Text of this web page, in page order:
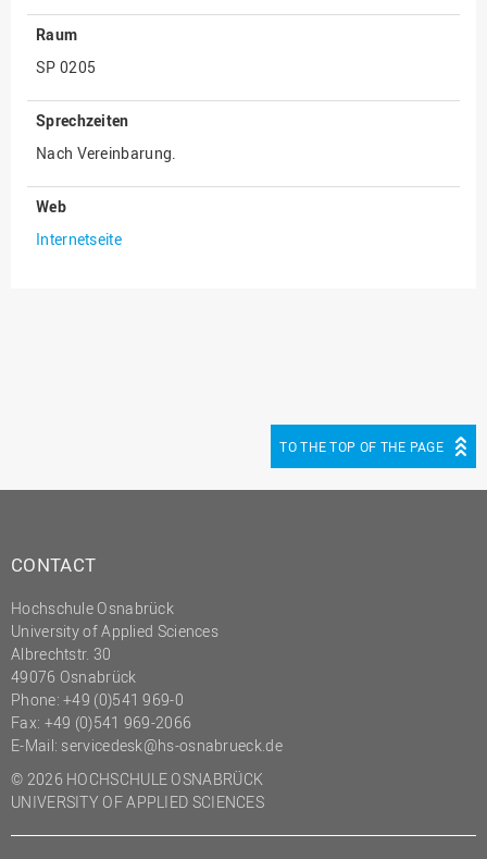
Kommunikation und
Marketing
Nachhaltigkeit
Personal
Personalentwicklung
Studium und Lehre
Transfer- und
Innovationsmanagement
Raum
SP 0205
Sprechzeiten
Nach Vereinbarung.
Web
Internetseite
TO THE TOP OF THE PAGE
CONTACT
Hochschule Osnabrück
University of Applied Sciences
Albrechtstr. 30
49076 Osnabrück
Phone: +49 (0)541 969-0
Fax: +49 (0)541 969-2066
E-Mail: servicedesk@hs-osnabrueck.de
© 2026 HOCHSCHULE OSNABRÜCK
UNIVERSITY OF APPLIED SCIENCES